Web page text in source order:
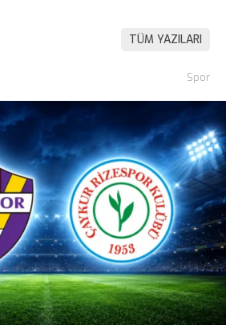
TÜM YAZILARI
Spor